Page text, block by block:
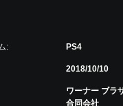
: PS4
2018/10/10
ワーナー ブラ
合同会社